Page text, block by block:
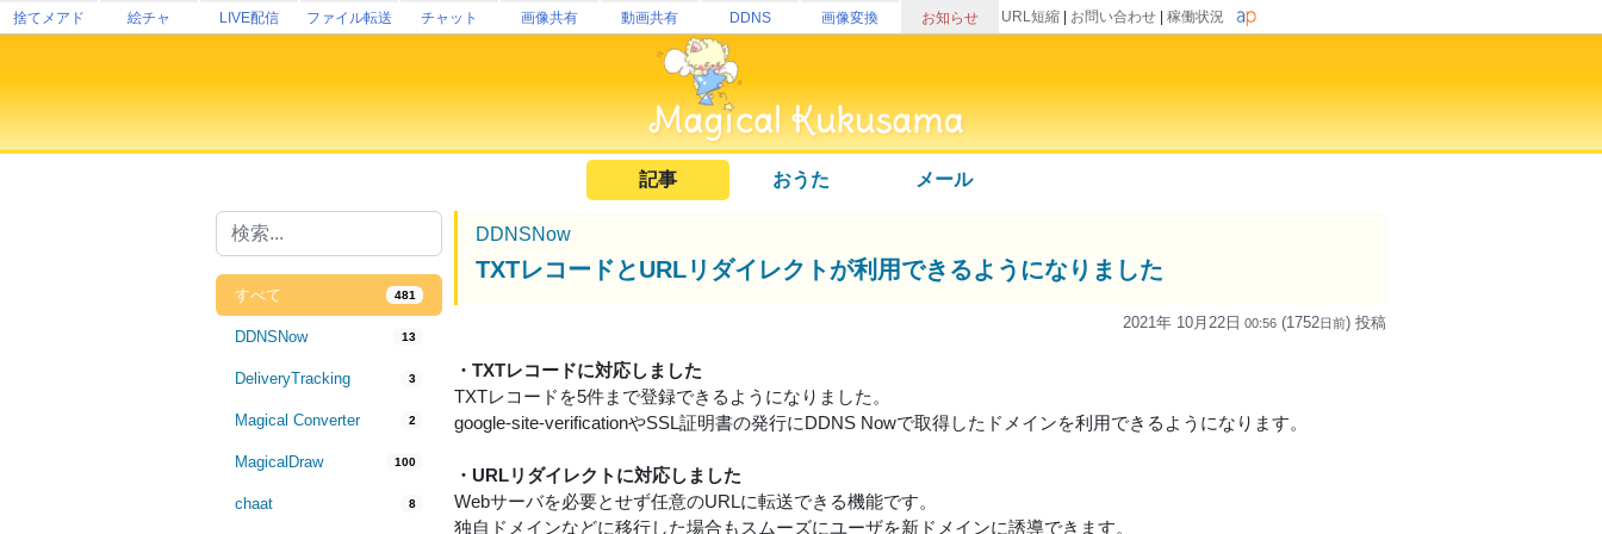
捨てメアド 絵チャ LIVE配信 ファイル転送 チャット 画像共有 動画共有 DDNS 画像変換 お知らせ URL短縮 お問い合わせ 稼働状況
記事 おうた メール
すべて 481
DDNSNow 13
DeliveryTracking 3
Magical Converter 2
MagicalDraw 100
chaat 8
DDNSNow
TXTレコードとURLリダイレクトが利用できるようになりました
2021年 10月22日 00:56 (1752日前) 投稿
・TXTレコードに対応しました
TXTレコードを5件まで登録できるようになりました。
google-site-verificationやSSL証明書の発行にDDNS Nowで取得したドメインを利用できるようになります。
・URLリダイレクトに対応しました
Webサーバを必要とせず任意のURLに転送できる機能です。
独自ドメインなどに移行した場合もスムーズにユーザを新ドメインに誘導できます。